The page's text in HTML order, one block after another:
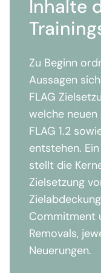
Inhalte
Zu Beginn
Aussagen
FLAG
welche
FLAG 1.2
entstehen.
stellt die
Zielsetzung
Commitment
Removals,
Neuerungen.